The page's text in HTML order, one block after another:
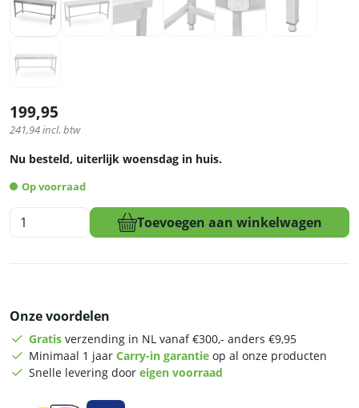
199,95
241,94incl. btw
Nu besteld, uiterlijk woensdag in huis.
Op voorraad
HCB
Basic-
x
70
85
Toevoegen aan winkelwagen
Onze voordelen
Gratis verzending in NL vanaf €300,- anders €9,95
Minimaal 1 jaar Carry-in garantie op al onze producten
Snelle levering door eigen voorraad